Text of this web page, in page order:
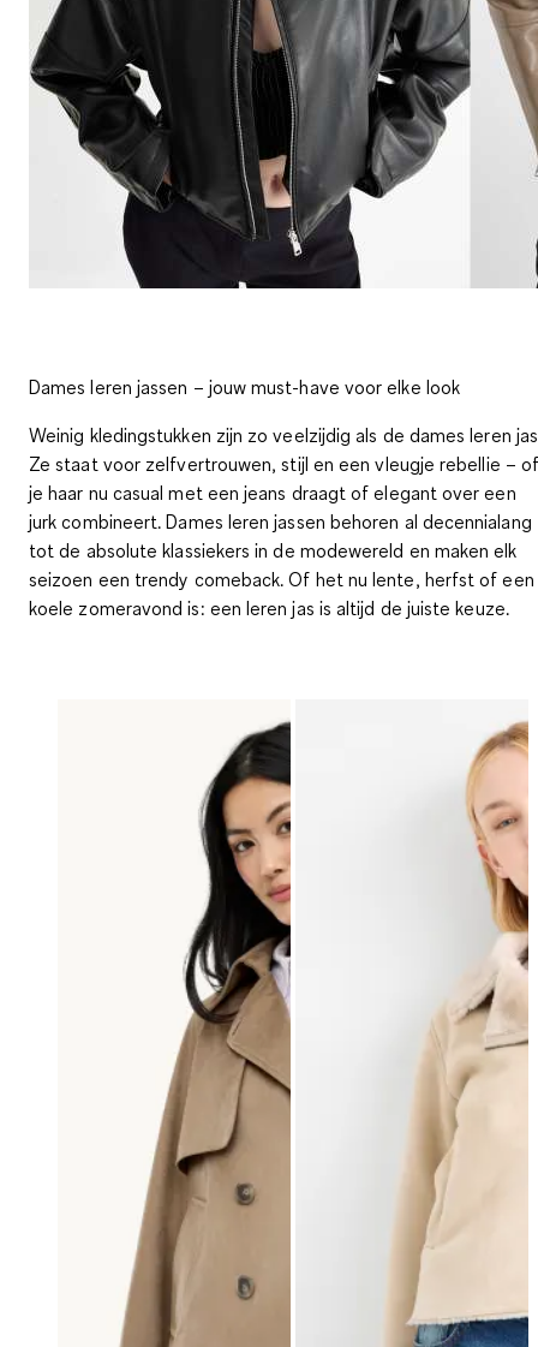
Dames leren jassen – jouw must-have voor elke look
Weinig kledingstukken zijn zo veelzijdig als de dames leren
Ze staat voor zelfvertrouwen, stijl en een vleugje rebellie –
je haar nu casual met een jeans draagt of elegant over een
jurk combineert. Dames leren jassen behoren al decennialang
tot de absolute klassiekers in de modewereld en maken elk
seizoen een trendy comeback. Of het nu lente, herfst of een
koele zomeravond is: een leren jas is altijd de juiste keuze.